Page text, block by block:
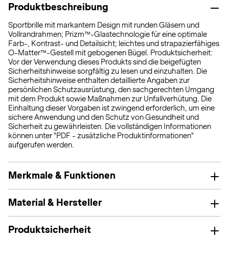
Produktbeschreibung
Sportbrille mit markantem Design mit runden Gläsern und
Vollrandrahmen; Prizm™-Glastechnologie für eine optimale
Farb-, Kontrast- und Detailsicht; leichtes und strapazierfähiges
O-Matter™-Gestell mit gebogenen Bügel. Produktsicherheit:
Vor der Verwendung dieses Produkts sind die beigefügten
Sicherheitshinweise sorgfältig zu lesen und einzuhalten. Die
Sicherheitshinweise enthalten detaillierte Angaben zur
persönlichen Schutzausrüstung, den sachgerechten Umgang
mit dem Produkt sowie Maßnahmen zur Unfallverhütung. Die
Einhaltung dieser Vorgaben ist zwingend erforderlich, um eine
sichere Anwendung und den Schutz von Gesundheit und
Sicherheit zu gewährleisten. Die vollständigen Informationen
können unter "PDF - zusätzliche Produktinformationen"
aufgerufen werden.
Merkmale & Funktionen
Material & Hersteller
Produktsicherheit